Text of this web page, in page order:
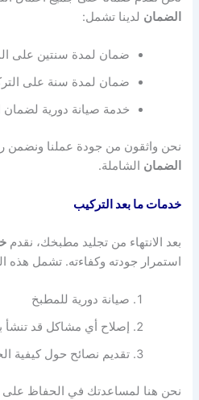
الضمان لدينا تشمل:
ضمان لمدة سنتين على
ضمان لمدة سنة على
خدمة صيانة دورية
نحن واثقون من جودة عملنا ونضمن
الضمان الشاملة.
خدمات ما بعد التركيب
بعد الانتهاء من تجليد مطبخك، نقدم
استمرار جودته وكفاءته. تشمل هذه
صيانة دورية للمطبخ
إصلاح أي مشاكل قد تنشأ
تقديم نصائح حول كيفية
نحن هنا لمساعدتك في الحفاظ